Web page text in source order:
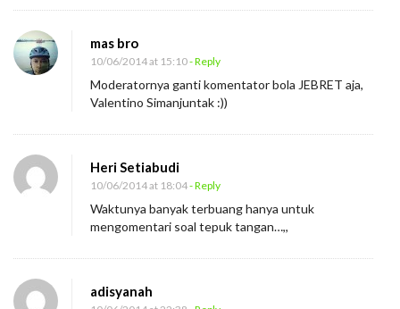
mas bro
10/06/2014 at 15:10- Reply
Moderatornya ganti komentator bola JEBRET aja,
Valentino Simanjuntak :))
Heri Setiabudi
10/06/2014 at 18:04- Reply
Waktunya banyak terbuang hanya untuk
mengomentari soal tepuk tangan…,,
adisyanah